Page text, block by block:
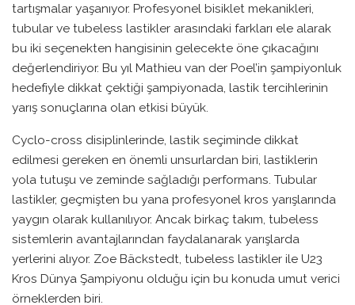
tartışmalar yaşanıyor. Profesyonel bisiklet mekanikleri,
tubular ve tubeless lastikler arasındaki farkları ele alarak
bu iki seçenekten hangisinin gelecekte öne çıkacağını
değerlendiriyor. Bu yıl Mathieu van der Poel’in şampiyonluk
hedefiyle dikkat çektiği şampiyonada, lastik tercihlerinin
yarış sonuçlarına olan etkisi büyük.
Cyclo-cross disiplinlerinde, lastik seçiminde dikkat
edilmesi gereken en önemli unsurlardan biri, lastiklerin
yola tutuşu ve zeminde sağladığı performans. Tubular
lastikler, geçmişten bu yana profesyonel kros yarışlarında
yaygın olarak kullanılıyor. Ancak birkaç takım, tubeless
sistemlerin avantajlarından faydalanarak yarışlarda
yerlerini alıyor. Zoe Bäckstedt, tubeless lastikler ile U23
Kros Dünya Şampiyonu olduğu için bu konuda umut verici
örneklerden biri.